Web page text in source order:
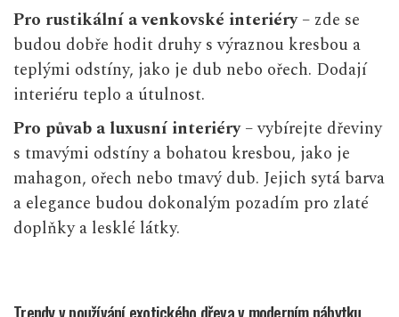
Pro rustikální a venkovské interiéry– zde se
budou dobře hodit druhy s výraznou kresbou a
teplými odstíny, jako je dub nebo ořech. Dodají
interiéru teplo a útulnost.
Pro půvab a luxusní interiéry– vybírejte dřeviny
s tmavými odstíny a bohatou kresbou, jako je
mahagon, ořech nebo tmavý dub. Jejich sytá barva
a elegance budou dokonalým pozadím pro zlaté
doplňky a lesklé látky.